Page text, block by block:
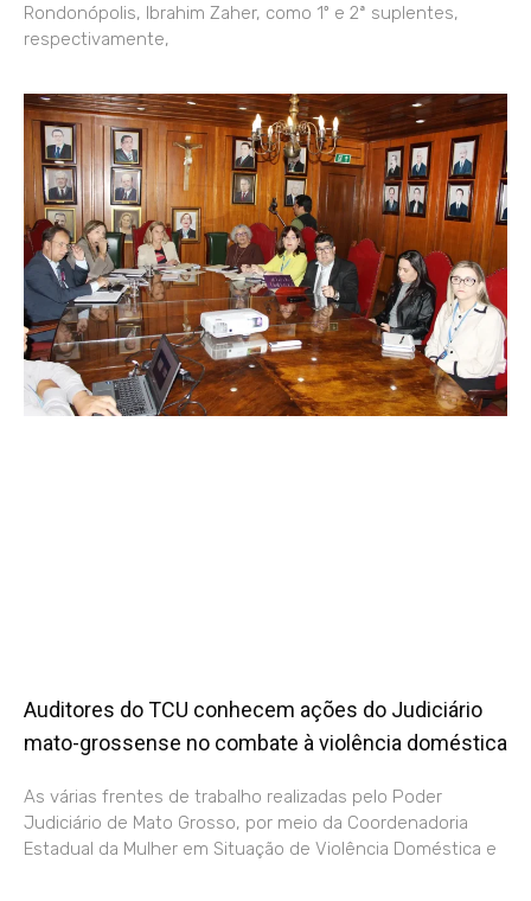
Rondonópolis, Ibrahim Zaher, como 1º e 2ª suplentes,
respectivamente,
Auditores do TCU conhecem ações do Judiciário
mato-grossense no combate à violência doméstica
As várias frentes de trabalho realizadas pelo Poder
Judiciário de Mato Grosso, por meio da Coordenadoria
Estadual da Mulher em Situação de Violência Doméstica e